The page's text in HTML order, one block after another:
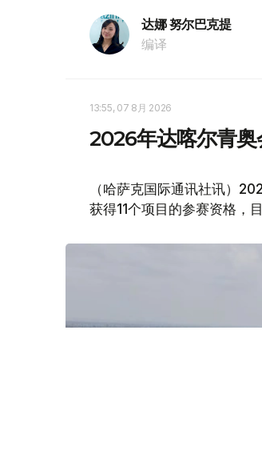
达娜 努尔巴克提
编译
13:55, 07 8月 2026
2026年达喀尔青奥
（哈萨克国际通讯社讯）
获得11个项目的参赛资格，